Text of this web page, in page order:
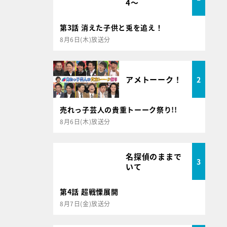
第3話 消えた子供と兎を追え！
8月6日(木)放送分
アメトーーク！ 2
売れっ子芸人の貴重トーーク祭り!!
8月6日(木)放送分
名探偵のままで
いて
3
第4話 超戦慄展開
8月7日(金)放送分